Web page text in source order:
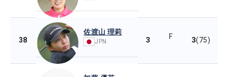
38
佐渡山 理莉
JPN 3 F 3(75)